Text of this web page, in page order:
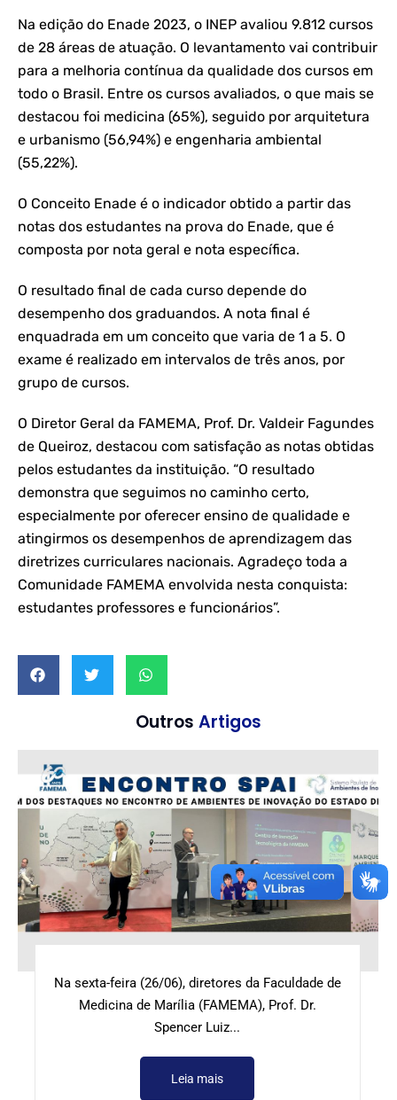
Na edição do Enade 2023, o INEP avaliou 9.812 cursos
de 28 áreas de atuação. O levantamento vai contribuir
para a melhoria contínua da qualidade dos cursos em
todo o Brasil. Entre os cursos avaliados, o que mais se
destacou foi medicina (65%), seguido por arquitetura
e urbanismo (56,94%) e engenharia ambiental
(55,22%).
O Conceito Enade é o indicador obtido a partir das
notas dos estudantes na prova do Enade, que é
composta por nota geral e nota específica.
O resultado final de cada curso depende do
desempenho dos graduandos. A nota final é
enquadrada em um conceito que varia de 1 a 5. O
exame é realizado em intervalos de três anos, por
grupo de cursos.
O Diretor Geral da FAMEMA, Prof. Dr. Valdeir Fagundes
de Queiroz, destacou com satisfação as notas obtidas
pelos estudantes da instituição. “O resultado
demonstra que seguimos no caminho certo,
especialmente por oferecer ensino de qualidade e
atingirmos os desempenhos de aprendizagem das
diretrizes curriculares nacionais. Agradeço toda a
Comunidade FAMEMA envolvida nesta conquista:
estudantes professores e funcionários”.
Outros Artigos
Na sexta-feira (26/06), diretores da Faculdade de
Medicina de Marília (FAMEMA), Prof. Dr.
Spencer Luiz...
Leia mais